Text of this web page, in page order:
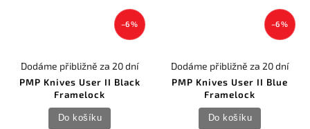
–6 %
PMP Knives User II Black
Framelock
Dodáme přibližně za 20 dní
Do košíku
–6 %
PMP Knives User II Blue
Framelock
Dodáme přibližně za 20 dní
Do košíku